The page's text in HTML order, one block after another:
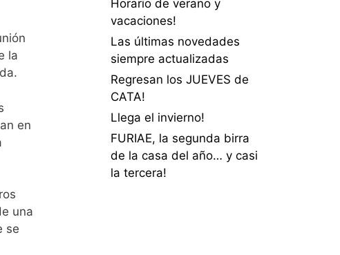
la
en
una
se
Horario de verano y
vacaciones!
Las últimas novedades
siempre actualizadas
Regresan los JUEVES de
CATA!
Llega el invierno!
FURIAE, la segunda birra
de la casa del año… y casi
la tercera!